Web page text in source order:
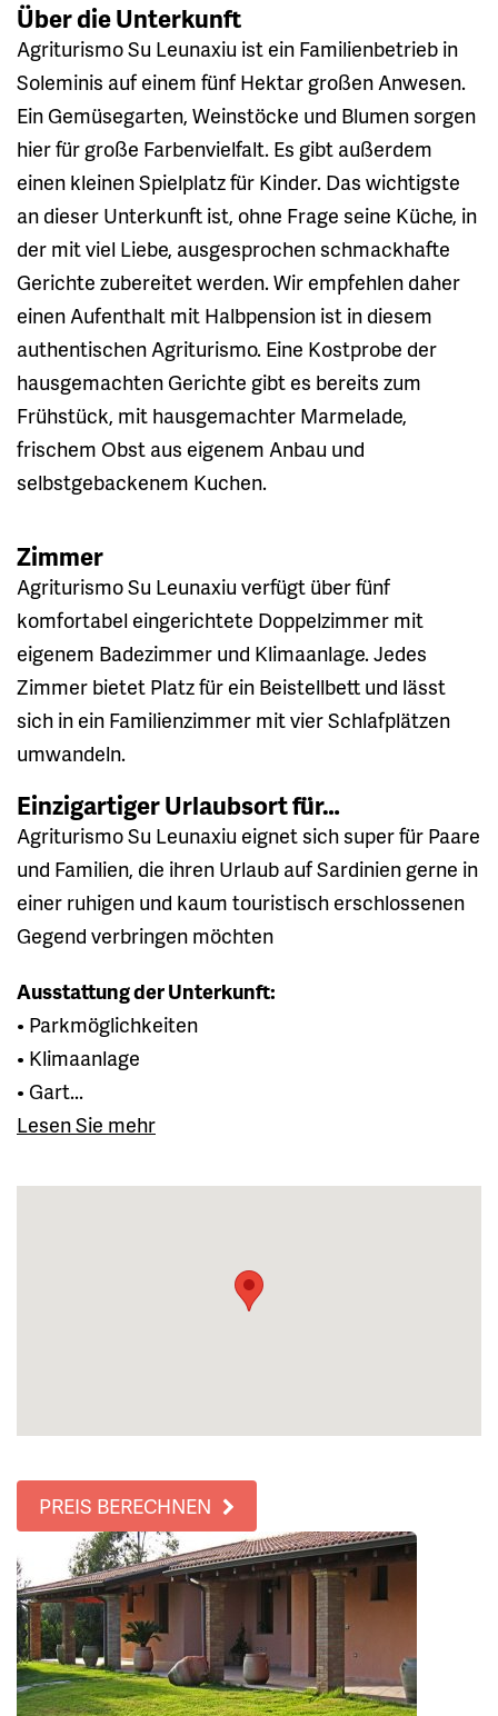
Über die Unterkunft
Agriturismo Su Leunaxiu ist ein Familienbetrieb in
Soleminis auf einem fünf Hektar großen Anwesen.
Ein Gemüsegarten, Weinstöcke und Blumen sorgen
hier für große Farbenvielfalt. Es gibt außerdem
einen kleinen Spielplatz für Kinder. Das wichtigste
an dieser Unterkunft ist, ohne Frage seine Küche, in
der mit viel Liebe, ausgesprochen schmackhafte
Gerichte zubereitet werden. Wir empfehlen daher
einen Aufenthalt mit Halbpension ist in diesem
authentischen Agriturismo. Eine Kostprobe der
hausgemachten Gerichte gibt es bereits zum
Frühstück, mit hausgemachter Marmelade,
frischem Obst aus eigenem Anbau und
selbstgebackenem Kuchen.
Zimmer
Agriturismo Su Leunaxiu verfügt über fünf
komfortabel eingerichtete Doppelzimmer mit
eigenem Badezimmer und Klimaanlage. Jedes
Zimmer bietet Platz für ein Beistellbett und lässt
sich in ein Familienzimmer mit vier Schlafplätzen
umwandeln.
Einzigartiger Urlaubsort für…
Agriturismo Su Leunaxiu eignet sich super für Paare
und Familien, die ihren Urlaub auf Sardinien gerne in
einer ruhigen und kaum touristisch erschlossenen
Gegend verbringen möchten
Ausstattung der Unterkunft:
• Parkmöglichkeiten
• Klimaanlage
• Gart...
Lesen Sie mehr
PREIS BERECHNEN